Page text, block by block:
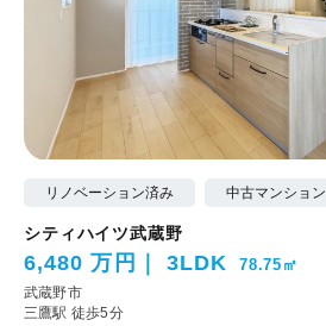
リノベーション済み 中古マンション
シティハイツ武蔵野
6,480 万円 3LDK 78.75㎡
武蔵野市
三鷹駅 徒歩5分